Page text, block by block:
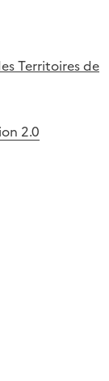
Territoires de
2.0